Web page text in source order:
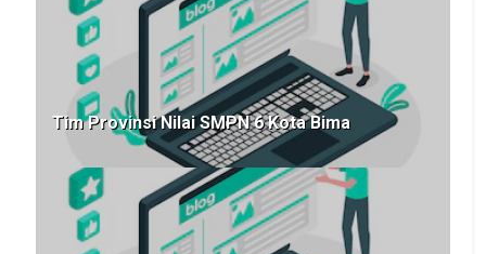
Tim Provinsi Nilai SMPN 6 Kota Bima